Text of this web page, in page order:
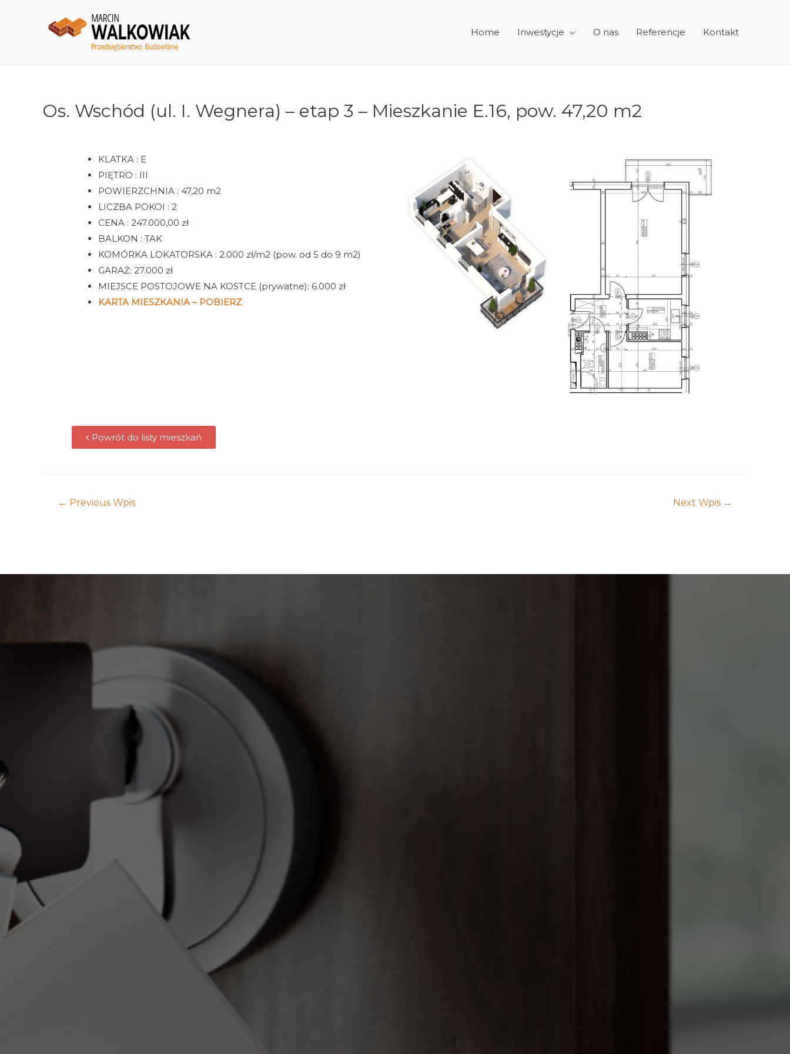
Home Inwestycje O nas Referencje Kontakt
Os. Wschód (ul. I. Wegnera) – etap 3 – Mieszkanie E.16, pow. 47,20 m2
KLATKA : E
PIĘTRO : III
POWIERZCHNIA : 47,20 m2
LICZBA POKOI : 2
CENA : 247.000,00 zł
BALKON : TAK
KOMÓRKA LOKATORSKA : 2.000 zł/m2 (pow. od 5 do 9 m2)
GARAŻ: 27.000 zł
MIEJSCE POSTOJOWE NA KOSTCE (prywatne): 6.000 zł
KARTA MIESZKANIA – POBIERZ
Powrót do listy mieszkań
← Previous Wpis Next Wpis →